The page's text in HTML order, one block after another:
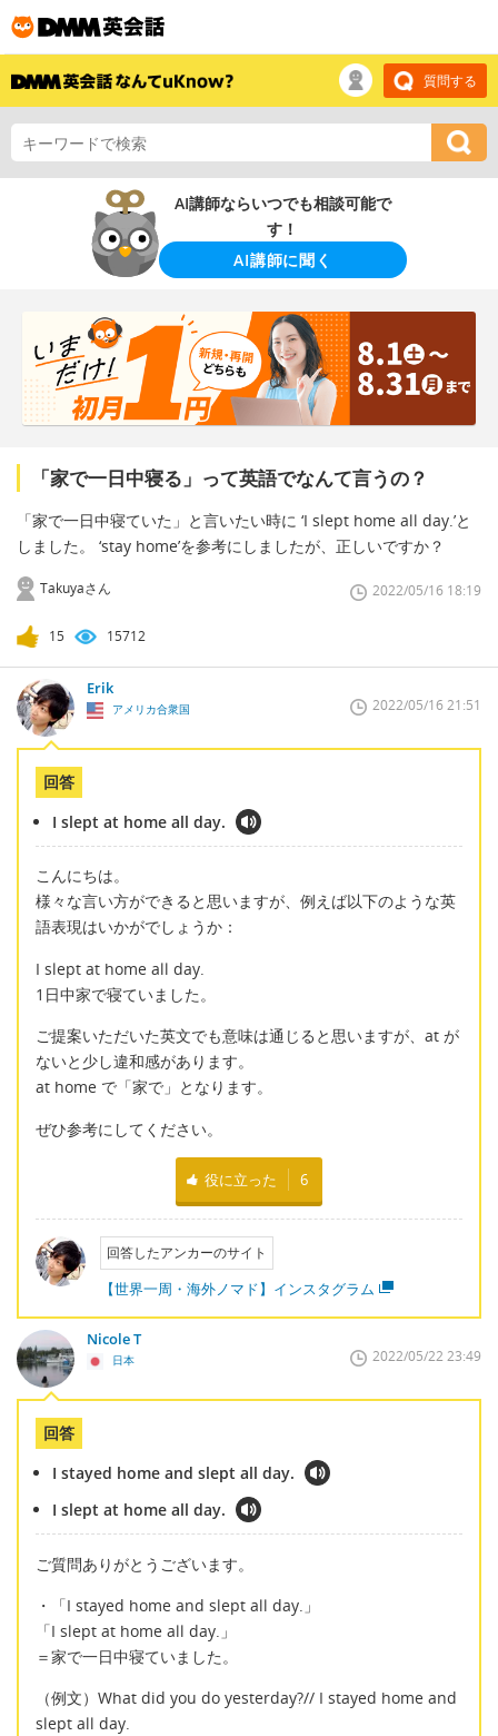
質問する
AI講師ならいつでも相談可能で
す！
AI講師に聞く
「家で一日中寝る」って英語でなんて言うの？
「家で一日中寝ていた」と言いたい時に ‘I slept home all day.’と
しました。 ‘stay home’を参考にしましたが、正しいですか？
Takuyaさん 2022/05/16 18:19
15 15712
Erik
アメリカ合衆国 2022/05/16 21:51
回答
I slept at home all day.
こんにちは。
様々な言い方ができると思いますが、例えば以下のような英
語表現はいかがでしょうか：
I slept at home all day.
1日中家で寝ていました。
ご提案いただいた英文でも意味は通じると思いますが、at が
ないと少し違和感があります。
at home で「家で」となります。
ぜひ参考にしてください。
役に立った 6
回答したアンカーのサイト
【世界一周・海外ノマド】インスタグラム
Nicole T
日本 2022/05/22 23:49
回答
I stayed home and slept all day.
I slept at home all day.
ご質問ありがとうございます。
・「I stayed home and slept all day.」
「I slept at home all day.」
＝家で一日中寝ていました。
（例文）What did you do yesterday?// I stayed home and
slept all day.